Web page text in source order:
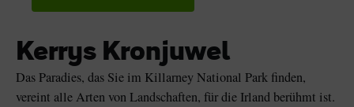
Kerrys Kronjuwel
Das Paradies, das Sie im Killarney National Park finden,
vereint alle Arten von Landschaften, für die Irland berühmt ist.